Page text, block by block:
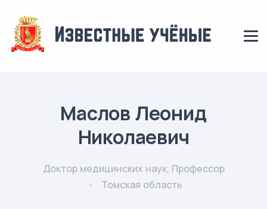
Маслов Леонид
Николаевич
Доктор медицинских наук, Профессор
Томская область